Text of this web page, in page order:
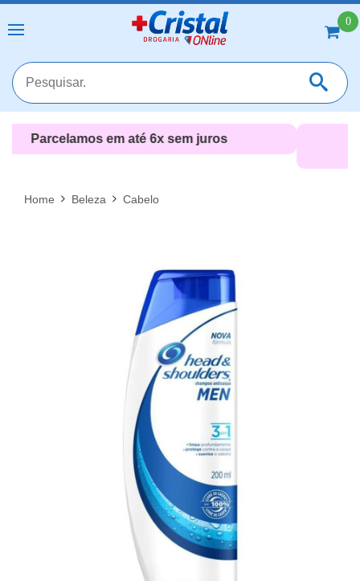
0
Entrega 24h* em toda a Zona Sul (RJ)
*apenas pelo televendas
Home Beleza Cabelo